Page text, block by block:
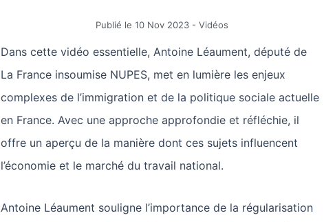
Publié le 10 Nov 2023 - Vidéos
Dans cette vidéo essentielle, Antoine Léaument, député de
La France insoumise NUPES, met en lumière les enjeux
complexes de l’immigration et de la politique sociale actuelle
en France. Avec une approche approfondie et réfléchie, il
offre un aperçu de la manière dont ces sujets influencent
l’économie et le marché du travail national.
Antoine Léaument souligne l’importance de la régularisation